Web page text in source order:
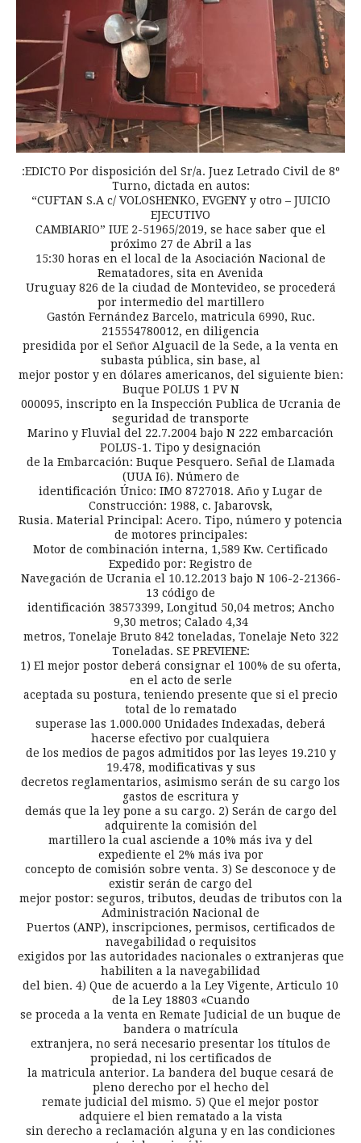
:EDICTO Por disposición del Sr/a. Juez Letrado Civil de 8º
Turno, dictada en autos:
“CUFTAN S.A c/ VOLOSHENKO, EVGENY y otro – JUICIO
EJECUTIVO
CAMBIARIO” IUE 2-51965/2019, se hace saber que el
próximo 27 de Abril a las
15:30 horas en el local de la Asociación Nacional de
Rematadores, sita en Avenida
Uruguay 826 de la ciudad de Montevideo, se procederá
por intermedio del martillero
Gastón Fernández Barcelo, matricula 6990, Ruc.
215554780012, en diligencia
presidida por el Señor Alguacil de la Sede, a la venta en
subasta pública, sin base, al
mejor postor y en dólares americanos, del siguiente bien:
Buque POLUS 1 PV N
000095, inscripto en la Inspección Publica de Ucrania de
seguridad de transporte
Marino y Fluvial del 22.7.2004 bajo N 222 embarcación
POLUS-1. Tipo y designación
de la Embarcación: Buque Pesquero. Señal de Llamada
(UUA I6). Número de
identificación Único: IMO 8727018. Año y Lugar de
Construcción: 1988, c. Jabarovsk,
Rusia. Material Principal: Acero. Tipo, número y potencia
de motores principales:
Motor de combinación interna, 1,589 Kw. Certificado
Expedido por: Registro de
Navegación de Ucrania el 10.12.2013 bajo N 106-2-21366-
13 código de
identificación 38573399, Longitud 50,04 metros; Ancho
9,30 metros; Calado 4,34
metros, Tonelaje Bruto 842 toneladas, Tonelaje Neto 322
Toneladas. SE PREVIENE:
1) El mejor postor deberá consignar el 100% de su oferta,
en el acto de serle
aceptada su postura, teniendo presente que si el precio
total de lo rematado
superase las 1.000.000 Unidades Indexadas, deberá
hacerse efectivo por cualquiera
de los medios de pagos admitidos por las leyes 19.210 y
19.478, modificativas y sus
decretos reglamentarios, asimismo serán de su cargo los
gastos de escritura y
demás que la ley pone a su cargo. 2) Serán de cargo del
adquirente la comisión del
martillero la cual asciende a 10% más iva y del
expediente el 2% más iva por
concepto de comisión sobre venta. 3) Se desconoce y de
existir serán de cargo del
mejor postor: seguros, tributos, deudas de tributos con la
Administración Nacional de
Puertos (ANP), inscripciones, permisos, certificados de
navegabilidad o requisitos
exigidos por las autoridades nacionales o extranjeras que
habiliten a la navegabilidad
del bien. 4) Que de acuerdo a la Ley Vigente, Articulo 10
de la Ley 18803 «Cuando
se proceda a la venta en Remate Judicial de un buque de
bandera o matrícula
extranjera, no será necesario presentar los títulos de
propiedad, ni los certificados de
la matricula anterior. La bandera del buque cesará de
pleno derecho por el hecho del
remate judicial del mismo. 5) Que el mejor postor
adquiere el bien rematado a la vista
sin derecho a reclamación alguna y en las condiciones